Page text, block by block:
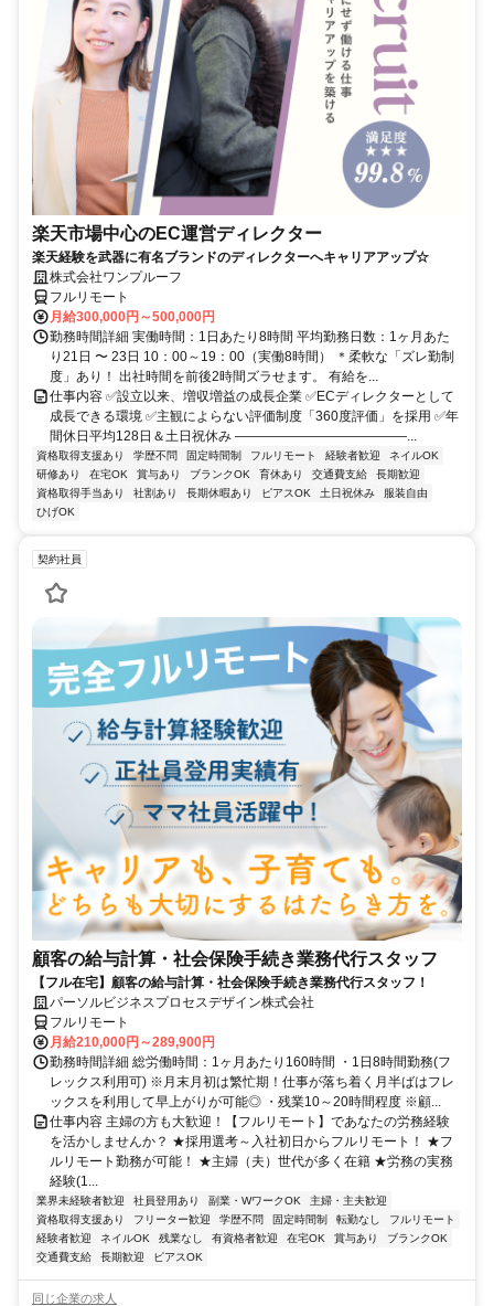
楽天市場中心のEC運営ディレクター
楽天経験を武器に有名ブランドのディレクターへキャリアアップ☆
株式会社ワンプルーフ
フルリモート
月給300,000円～500,000円
勤務時間詳細 実働時間：1日あたり8時間 平均勤務日数：1ヶ月あた
り21日 〜 23日 10：00～19：00（実働8時間） ＊柔軟な「ズレ勤制
度」あり！ 出社時間を前後2時間ズラせます。 有給を...
仕事内容 ✅設立以来、増収増益の成長企業 ✅ECディレクターとして
成長できる環境 ✅主観によらない評価制度「360度評価」を採用 ✅年
間休日平均128日＆土日祝休み ―――――――――――――...
資格取得支援あり 学歴不問 固定時間制 フルリモート 経験者歓迎
ネイルOK
研修あり
在宅OK 賞与あり ブランクOK 育休あり 交通費支給
長期歓迎
資格取得手当あり
社割あり 長期休暇あり ピアスOK 土日祝休み
服装自由
ひげOK
契約社員
顧客の給与計算・社会保険手続き業務代行スタッフ
【フル在宅】顧客の給与計算・社会保険手続き業務代行スタッフ！
パーソルビジネスプロセスデザイン株式会社
フルリモート
月給210,000円～289,900円
勤務時間詳細 総労働時間：1ヶ月あたり160時間 ・1日8時間勤務(フ
レックス利用可) ※月末月初は繁忙期！仕事が落ち着く月半ばはフレ
ックスを利用して早上がりが可能◎ ・残業10～20時間程度 ※顧...
仕事内容 主婦の方も大歓迎！【フルリモート】であなたの労務経験
を活かしませんか？ ★採用選考～入社初日からフルリモート！ ★フ
ルリモート勤務が可能！ ★主婦（夫）世代が多く在籍 ★労務の実務
経験(1...
業界未経験者歓迎 社員登用あり 副業・WワークOK
主婦・主夫歓迎
資格取得支援あり
フリーター歓迎 学歴不問 固定時間制 転勤なし
フルリモート
経験者歓迎
ネイルOK 残業なし 有資格者歓迎 在宅OK 賞与あり
ブランクOK
交通費支給
長期歓迎 ピアスOK
同じ企業の求人